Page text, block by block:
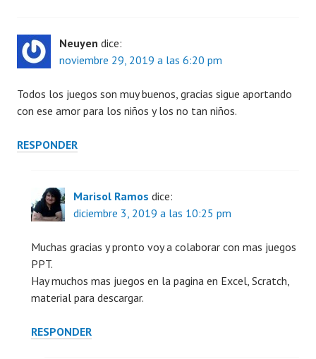
Neuyen dice:
noviembre 29, 2019 a las 6:20 pm
Todos los juegos son muy buenos, gracias sigue aportando
con ese amor para los niños y los no tan niños.
RESPONDER
Marisol Ramos dice:
diciembre 3, 2019 a las 10:25 pm
Muchas gracias y pronto voy a colaborar con mas juegos
PPT.
Hay muchos mas juegos en la pagina en Excel, Scratch,
material para descargar.
RESPONDER